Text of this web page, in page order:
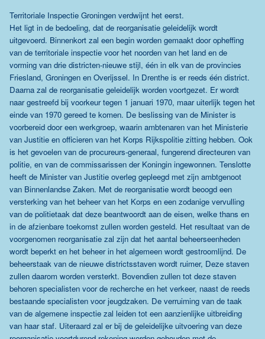
Territoriale Inspectie Groningen verdwijnt het eerst.
Het ligt in de bedoeling, dat de reorganisatie geleidelijk wordt
uitgevoerd. Binnenkort zal een begin worden gemaakt door opheffing
van de territoriale inspectie voor het noorden van het land en de
vorming van drie districten-nieuwe stijl, één in elk van de provincies
Friesland, Groningen en Overijssel. In Drenthe is er reeds één district.
Daarna zal de reorganisatie geleidelijk worden voortgezet. Er wordt
naar gestreefd bij voorkeur tegen 1 januari 1970, maar uiterlijk tegen het
einde van 1970 gereed te komen. De beslissing van de Minister is
voorbereid door een werkgroep, waarin ambtenaren van het Ministerie
van Justitie en officieren van het Korps Rijkspolitie zitting hebben. Ook
is het gevoelen van de procureurs-generaal, fungerend directeuren van
politie, en van de commissarissen der Koningin ingewonnen. Tenslotte
heeft de Minister van Justitie overleg gepleegd met zijn ambtgenoot
van Binnenlandse Zaken. Met de reorganisatie wordt beoogd een
versterking van het beheer van het Korps en een zodanige vervulling
van de politietaak dat deze beantwoordt aan de eisen, welke thans en
in de afzienbare toekomst zullen worden gesteld. Het resultaat van de
voorgenomen reorganisatie zal zijn dat het aantal beheerseenheden
wordt beperkt en het beheer in het algemeen wordt gestroomlijnd. De
beheerstaak van de nieuwe districtsstaven wordt ruimer, Deze staven
zullen daarom worden versterkt. Bovendien zullen tot deze staven
behoren specialisten voor de recherche en het verkeer, naast de reeds
bestaande specialisten voor jeugdzaken. De verruiming van de taak
van de algemene inspectie zal leiden tot een aanzienlijke uitbreiding
van haar staf. Uiteraard zal er bij de geleidelijke uitvoering van deze